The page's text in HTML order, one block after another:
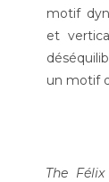
motif
et
un motif
The